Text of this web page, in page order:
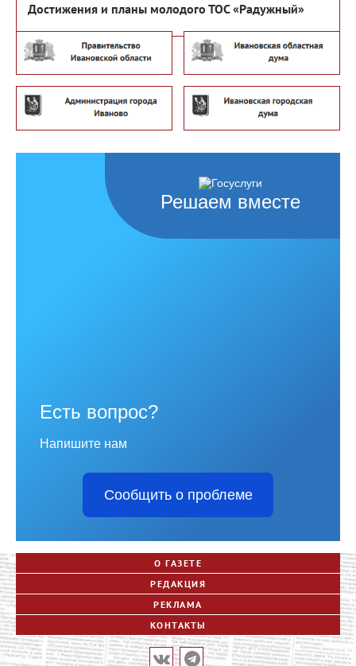
Достижения и планы молодого ТОС «Радужный»
Решаем вместе
Есть вопрос?
Напишите нам
Сообщить о проблеме
О ГАЗЕТЕ
РЕДАКЦИЯ
РЕКЛАМА
КОНТАКТЫ